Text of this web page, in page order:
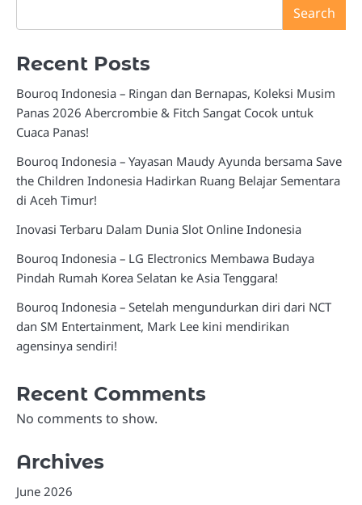
Search
Recent Posts
Bouroq Indonesia – Ringan dan Bernapas, Koleksi Musim
Panas 2026 Abercrombie & Fitch Sangat Cocok untuk
Cuaca Panas!
Bouroq Indonesia – Yayasan Maudy Ayunda bersama Save
the Children Indonesia Hadirkan Ruang Belajar Sementara
di Aceh Timur!
Inovasi Terbaru Dalam Dunia Slot Online Indonesia
Bouroq Indonesia – LG Electronics Membawa Budaya
Pindah Rumah Korea Selatan ke Asia Tenggara!
Bouroq Indonesia – Setelah mengundurkan diri dari NCT
dan SM Entertainment, Mark Lee kini mendirikan
agensinya sendiri!
Recent Comments
No comments to show.
Archives
June 2026